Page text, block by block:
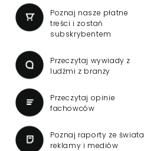
Poznaj nasze płatne
treści i zostań
subskrybentem
Przeczytaj wywiady z
ludźmi z branży
Przeczytaj opinie
fachowców
Poznaj raporty ze świata
reklamy i mediów